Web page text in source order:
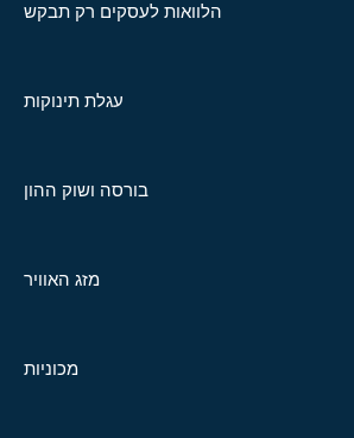
הלוואות לעסקים רק תבקש
עגלת תינוקות
בורסה ושוק ההון
מזג האוויר
מכוניות